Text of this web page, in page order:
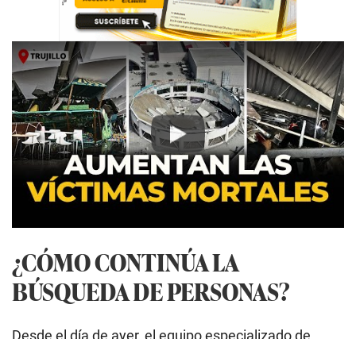
Play
¿CÓMO CONTINÚA LA
BÚSQUEDA DE PERSONAS?
Desde el día de ayer, el equipo especializado de